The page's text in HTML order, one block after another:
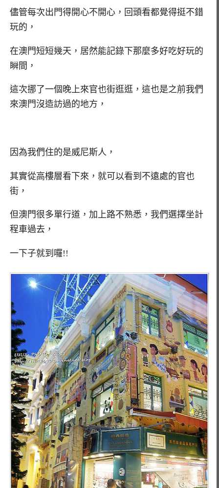
儘管每次出門得開心不開心，回頭看都覺得挺不錯
玩的，
在澳門短短幾天，居然能記錄下那麼多好吃好玩的
瞬間，
這次挪了一個晚上來官也街逛逛，這也是之前我們
來澳門沒造訪過的地方，
因為我們住的是威尼斯人，
其實從高樓層看下來，就可以看到不遠處的官也
街，
但澳門很多單行道，加上路不熟悉，我們選擇坐計
程車過去，
一下子就到囉!!